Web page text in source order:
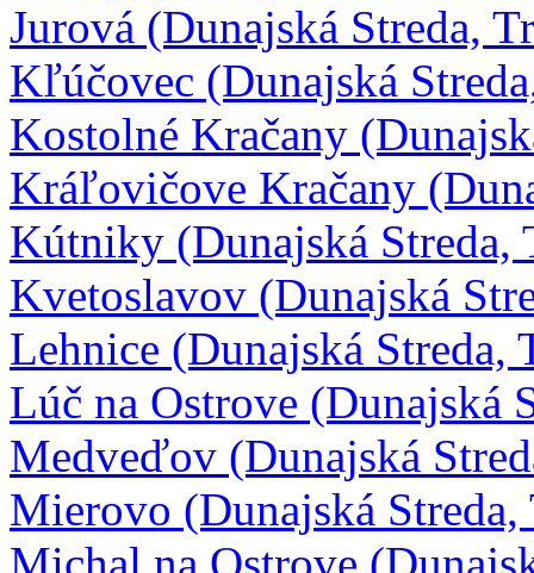
Jurová (Dunajská Streda,
Kľúčovec (Dunajská
Kostolné Kračany
Kráľovičove Kračany
Kútniky (Dunajská Streda,
Kvetoslavov (Dunajská
Lehnice (Dunajská Streda,
Lúč na Ostrove (Dunajská
Medveďov (Dunajská
Mierovo (Dunajská